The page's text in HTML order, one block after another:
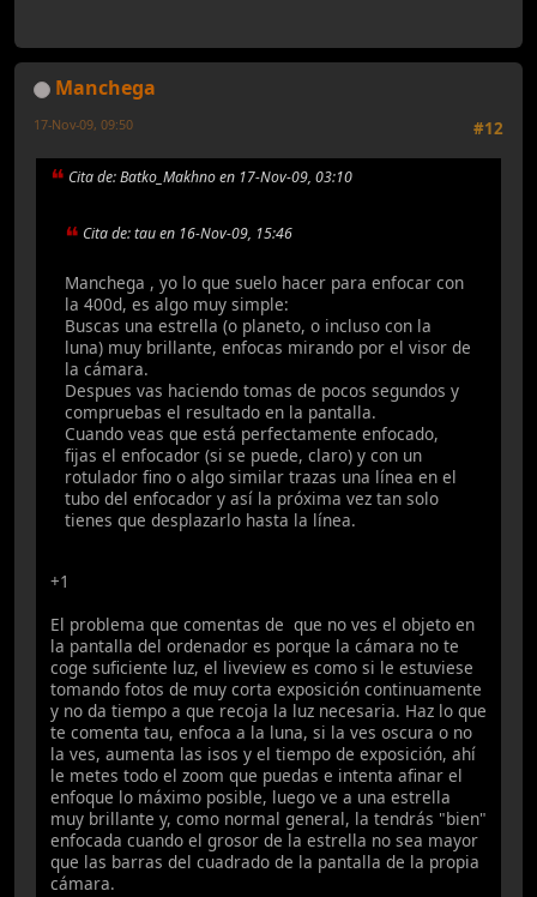
Manchega
#12
17-Nov-09, 09:50
Cita de: Batko_Makhno en 17-Nov-09, 03:10
Cita de: tau en 16-Nov-09, 15:46
Manchega , yo lo que suelo hacer para enfocar con
la 400d, es algo muy simple:
Buscas una estrella (o planeto, o incluso con la
luna) muy brillante, enfocas mirando por el visor de
la cámara.
Despues vas haciendo tomas de pocos segundos y
compruebas el resultado en la pantalla.
Cuando veas que está perfectamente enfocado,
fijas el enfocador (si se puede, claro) y con un
rotulador fino o algo similar trazas una línea en el
tubo del enfocador y así la próxima vez tan solo
tienes que desplazarlo hasta la línea.
+1
El problema que comentas de que no ves el objeto en
la pantalla del ordenador es porque la cámara no te
coge suficiente luz, el liveview es como si le estuviese
tomando fotos de muy corta exposición continuamente
y no da tiempo a que recoja la luz necesaria. Haz lo que
te comenta tau, enfoca a la luna, si la ves oscura o no
la ves, aumenta las isos y el tiempo de exposición, ahí
le metes todo el zoom que puedas e intenta afinar el
enfoque lo máximo posible, luego ve a una estrella
muy brillante y, como normal general, la tendrás "bien"
enfocada cuando el grosor de la estrella no sea mayor
que las barras del cuadrado de la pantalla de la propia
cámara.